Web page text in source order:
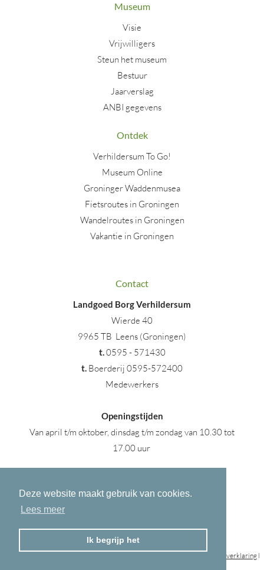
Deze website maakt gebruik van cookies.
Lees meer
Ik begrijp het
Museum
Visie
Vrijwilligers
Steun het museum
Bestuur
Jaarverslag
ANBI gegevens
Ontdek
Verhildersum To Go!
Museum Online
Groninger Waddenmusea
Fietsroutes in Groningen
Wandelroutes in Groningen
Vakantie in Groningen
Contact
Landgoed Borg Verhildersum
Wierde 40
9965 TB Leens (Groningen)
t.0595 - 571430
t. Boerderij 0595-572400
Medewerkers
Openingstijden
Van april t/m oktober, dinsdag t/m zondag van 10.30 tot
17.00 uur
privacyverklaring l